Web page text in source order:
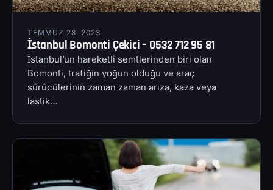
TEMMUZ 28, 2023
İstanbul Bomonti Çekici – 0532 712 95 81
İstanbul’un hareketli semtlerinden biri olan
Bomonti, trafiğin yoğun olduğu ve araç
sürücülerinin zaman zaman arıza, kaza veya
lastik…